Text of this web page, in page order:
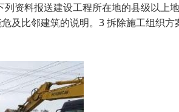
资料报送建设工程所在地的县级以上
及比邻建筑的说明。3 拆除施工组织